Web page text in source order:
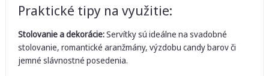
Praktické tipy na využitie:
Stolovanie a dekorácie:Servítky sú ideálne na svadobné
stolovanie, romantické aranžmány, výzdobu candy barov či
jemné slávnostné posedenia.